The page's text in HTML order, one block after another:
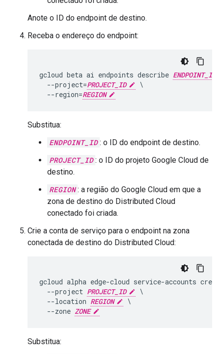
Anote o ID do endpoint de destino.
Receba o endereço do endpoint:
gcloud beta ai endpoints describe ENDPOINT_ID
  --project=
PROJECT_ID
\
  --region=
REGION
Substitua:
ENDPOINT_ID : o ID do endpoint de destino.
PROJECT_ID : o ID do projeto Google Cloud de
destino.
REGION : a região do Google Cloud em que a
zona de destino do Distributed Cloud
conectado foi criada.
Crie a conta de serviço para o endpoint na zona
conectada de destino do Distributed Cloud:
gcloud alpha edge-cloud service-accounts
  --project
PROJECT_ID
\
  --location
REGION
\
  --zone
ZONE
Substitua: